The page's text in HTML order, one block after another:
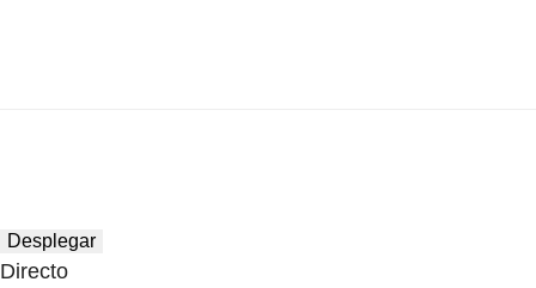
Desplegar
Directo